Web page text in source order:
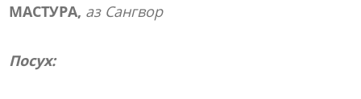
МАСТУРА, аз Сангвор
Посух: